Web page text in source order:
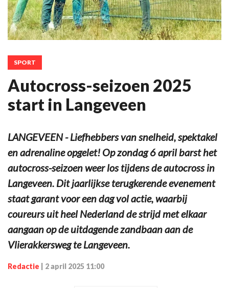
SPORT
Autocross-seizoen 2025
start in Langeveen
LANGEVEEN - Liefhebbers van snelheid, spektakel
en adrenaline opgelet! Op zondag 6 april barst het
autocross-seizoen weer los tijdens de autocross in
Langeveen. Dit jaarlijkse terugkerende evenement
staat garant voor een dag vol actie, waarbij
coureurs uit heel Nederland de strijd met elkaar
aangaan op de uitdagende zandbaan aan de
Vlierakkersweg te Langeveen.
Redactie 2 april 2025 11:00